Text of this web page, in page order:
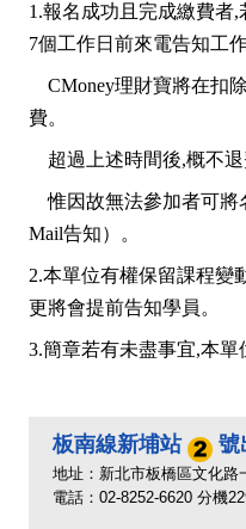
1.報名成功且完成繳費者
7個工作日前來電告知工作
CMoney理財寶將在扣
費。
超過上述時間後,概不退
惟因故無法參加者可將
Mail告知）。
2.本單位有權保留課程變
更將會提前告知學員。
3.簡章若有未盡事宜,本單
板南線新埔站 號
地址：新北市板橋區文化路
電話：02-8252-6620 分機